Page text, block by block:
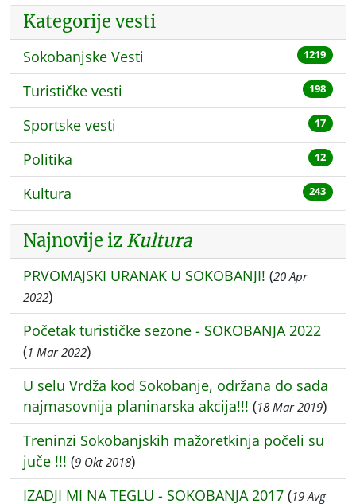
Kategorije vesti
Sokobanjske Vesti 1219
Turističke vesti 198
Sportske vesti 17
Politika 12
Kultura 243
Najnovije iz Kultura
PRVOMAJSKI URANAK U SOKOBANJI! (20 Apr
2022)
Početak turističke sezone - SOKOBANJA 2022
(1 Mar 2022)
U selu Vrdža kod Sokobanje, održana do sada
najmasovnija planinarska akcija!!! (18 Mar 2019)
Treninzi Sokobanjskih mažoretkinja počeli su
juče !!! (9 Okt 2018)
IZADJI MI NA TEGLU - SOKOBANJA 2017 (19 Avg